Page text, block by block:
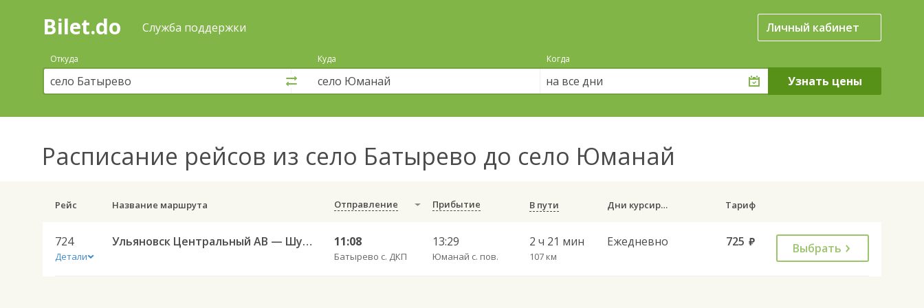
Поиск
покупка
билетов
автобус
онлайн
Bilet.do Служба поддержки Личный кабинет
Откуда Куда Когда
на все дни
Расписание рейсов из село Батырево до село Юманай
Рейс Название маршрута Отправление Прибытие В пути Дни курсирования Тариф
724
Детали
Ульяновск Центральный АВ — Шумерля г. ДКП 724 11:08
Батырево с. ДКП
13:29
Юманай с. пов.
2 ч 21 мин
107 км
Ежедневно 725 руб. Выбрать